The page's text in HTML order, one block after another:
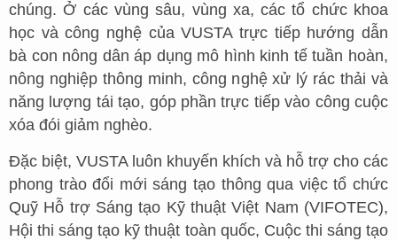
chúng. Ở các vùng sâu, vùng xa, các tổ chức khoa
học và công nghệ của VUSTA trực tiếp hướng dẫn
bà con nông dân áp dụng mô hình kinh tế tuần hoàn,
nông nghiệp thông minh, công nghệ xử lý rác thải và
năng lượng tái tạo, góp phần trực tiếp vào công cuộc
xóa đói giảm nghèo.
Đặc biệt, VUSTA luôn khuyến khích và hỗ trợ cho các
phong trào đổi mới sáng tạo thông qua việc tổ chức
Quỹ Hỗ trợ Sáng tạo Kỹ thuật Việt Nam (VIFOTEC),
Hội thi sáng tạo kỹ thuật toàn quốc, Cuộc thi sáng tạo